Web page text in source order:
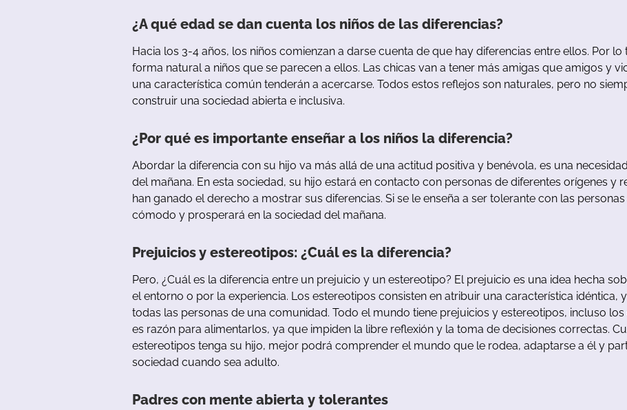
¿A qué edad se dan cuenta los niños de las diferencias?
Hacia los 3-4 años, los niños comienzan a darse cuenta de que hay diferencias entre ellos. Por lo
forma natural a niños que se parecen a ellos. Las chicas van a tener más amigas que amigos y
una característica común tenderán a acercarse. Todos estos reflejos son naturales, pero no
construir una sociedad abierta e inclusiva.
¿Por qué es importante enseñar a los niños la diferencia?
Abordar la diferencia con su hijo va más allá de una actitud positiva y benévola, es una necesidad
del mañana. En esta sociedad, su hijo estará en contacto con personas de diferentes orígenes y
han ganado el derecho a mostrar sus diferencias. Si se le enseña a ser tolerante con las personas
cómodo y prosperará en la sociedad del mañana.
Prejuiciosy estereotipos: ¿Cuál es la diferencia?
Pero, ¿Cuál es la diferencia entre un prejuicio y un estereotipo? El prejuicio es una idea hecha
el entorno o por la experiencia. Los estereotipos consisten en atribuir una característica idéntica, y
todas las personas de una comunidad. Todo el mundo tiene prejuicios y estereotipos, incluso los
es razón para alimentarlos, ya que impiden la libre reflexión y la toma de decisiones correctas.
estereotipos tenga su hijo, mejor podrá comprender el mundo que le rodea, adaptarse a él y
sociedad cuando sea adulto.
Padres con mente abierta y tolerantes